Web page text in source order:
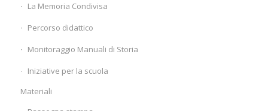
La Memoria Condivisa
Percorso didattico
Monitoraggio Manuali di Storia
Iniziative per la scuola
Materiali